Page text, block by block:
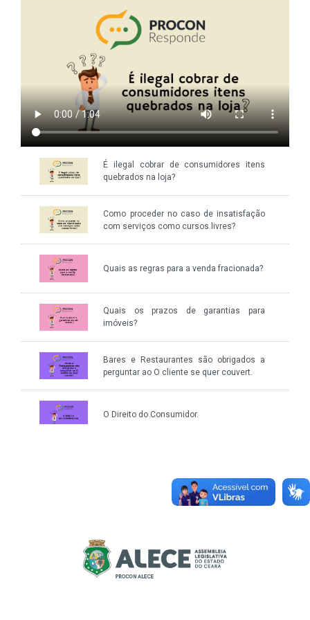
É ilegal cobrar de consumidores itens
quebrados na loja?
Como proceder no caso de insatisfação
com serviços como cursos livres?
Quais as regras para a venda fracionada?
Quais os prazos de garantias para
imóveis?
Bares e Restaurantes são obrigados a
perguntar ao O cliente se quer couvert.
O Direito do Consumidor.
Quais meus direitos em compras no
Delivery?